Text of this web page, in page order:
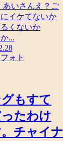
あいさんえ？ご
イケてないか
くないか
...
ォト
もすて
たわけ
チャイナ